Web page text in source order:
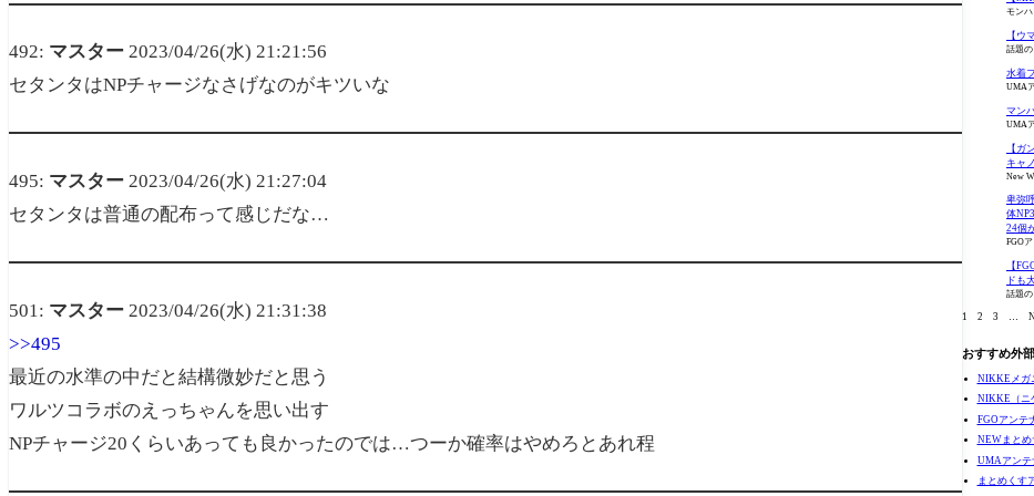
492: マスター 2023/04/26(水) 21:21:56
セタンタはNPチャージなさげなのがキツいな
495: マスター 2023/04/26(水) 21:27:04
セタンタは普通の配布って感じだな…
501: マスター 2023/04/26(水) 21:31:38
>>495
最近の水準の中だと結構微妙だと思う
ワルツコラボのえっちゃんを思い出す
NPチャージ20くらいあっても良かったのでは…つーか確率はやめろとあれ程
モン
【ウ
話題
水着
UMA
マン
UMA
【ガ
キャ
New
卑弥
体
24個
FGO
【
ドも
話題
1 2 3
おすすめ外
NIKKEメガ
NIKKE（ニ
FGOアンテ
NEWまとめ
UMAアンテ
まとめくす